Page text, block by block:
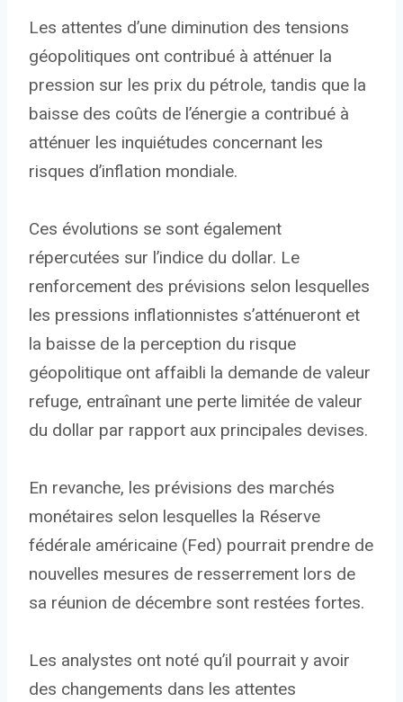
Les attentes d’une diminution des tensions
géopolitiques ont contribué à atténuer la
pression sur les prix du pétrole, tandis que la
baisse des coûts de l’énergie a contribué à
atténuer les inquiétudes concernant les
risques d’inflation mondiale.
Ces évolutions se sont également
répercutées sur l’indice du dollar. Le
renforcement des prévisions selon lesquelles
les pressions inflationnistes s’atténueront et
la baisse de la perception du risque
géopolitique ont affaibli la demande de valeur
refuge, entraînant une perte limitée de valeur
du dollar par rapport aux principales devises.
En revanche, les prévisions des marchés
monétaires selon lesquelles la Réserve
fédérale américaine (Fed) pourrait prendre de
nouvelles mesures de resserrement lors de
sa réunion de décembre sont restées fortes.
Les analystes ont noté qu’il pourrait y avoir
des changements dans les attentes